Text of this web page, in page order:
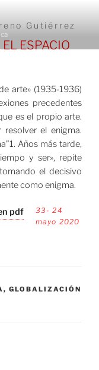
Gutiérrez
ESPACIO
arte» (1935-1936)
precedentes
es el propio arte.
el enigma.
Años más tarde,
y ser», repite
el decisivo
como enigma.
33- 24
mayo 2020
pdf
GLOBALIZACIÓN